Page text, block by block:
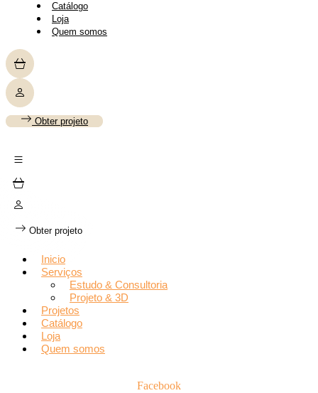
Catálogo
Loja
Quem somos
Obter projeto
Obter projeto
Inicio
Serviços
Estudo & Consultoria
Projeto & 3D
Projetos
Catálogo
Loja
Quem somos
Facebook